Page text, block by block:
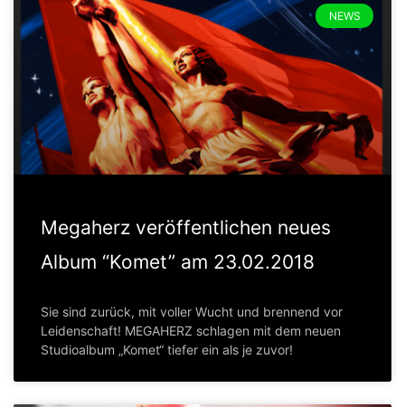
NEWS
Megaherz veröffentlichen neues
Album “Komet” am 23.02.2018
Sie sind zurück, mit voller Wucht und brennend vor
Leidenschaft! MEGAHERZ schlagen mit dem neuen
Studioalbum „Komet“ tiefer ein als je zuvor!